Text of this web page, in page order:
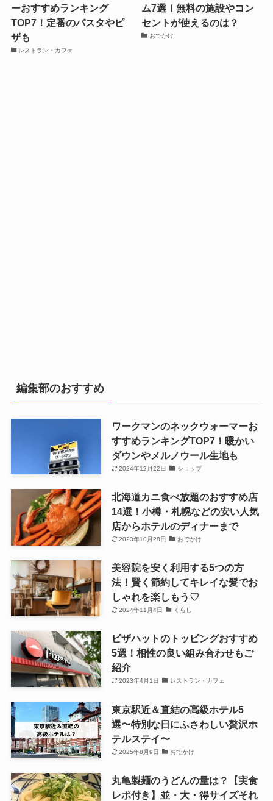
ーおすすめランキング
TOP7！定番のパスタやピ
ザも
レストラン・カフェ
ム7選！無料の施設やコン
セントが使えるのは？
おでかけ
編集部のおすすめ
ワークマンのネックウォーマーお
すすめランキングTOP7！暖かい
ダウンやメルノウール生地も
2024年12月22日 ショップ
北海道カニ食べ放題のおすすめ店
14選！小樽・札幌などの安い人気
店からホテルのディナーまで
2023年10月28日 おでかけ
美容院を安く利用する5つの方
法！賢く節約してキレイな髪でお
しゃれを楽しもう♡
2024年11月4日 くらし
ピザハットのトッピングおすすめ
5選！相性の良い組み合わせもご
紹介
2023年4月1日 レストラン・カフェ
東京駅近＆直結の高級ホテル5
選〜特別な日にふさわしい贅沢ホ
テルステイ〜
2025年8月9日 おでかけ
丸亀製麺のうどんの量は？【実食
レポ付き】並・大・得サイズそれ